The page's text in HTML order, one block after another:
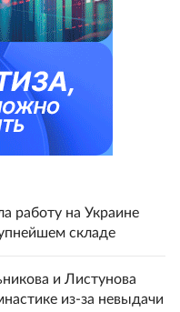
работу на Украине
складе
и Листунова
из-за невыдачи